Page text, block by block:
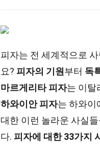
피자는 전 세계적으로
요? 피자의 기원 부터 독
마르게리타 피자는 이탈
하와이안 피자는 하와이
대한 이런 놀라운 사실
다. 피자에 대한 33가지